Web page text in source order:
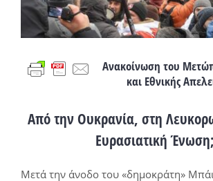
Ανακοίνωση του
και Εθνικής
Από την Ουκρανία, στη
Ευρασιατική Ένωση;
Μετά την άνοδο του «δημοκράτη»